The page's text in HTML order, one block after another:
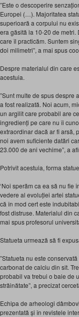
”Este o descoperire
Europei (…). Majoritatea
superioară a corpului nu
era găsită la 10-20 de
care îl practicăm. Suntem
doi milimetri”, a mai spus
Despre materialul din care
acestuia.
”Sunt multe de spus despre
a fost realizată. Noi acum,
un argilit care probabil are
ingredienți pe care nu îi
extraordinar dacă ar fi arsă,
noi avem suficiente datări
23.000 de ani vechime”, a
Potrivit acestuia, forma
‘Noi sperăm ca ea să nu fie
vedere al evoluției artei
că în mod cert este
fost distruse. Materialul din
mai spus profesorul
Statueta urmează să fi
”Statueta nu este
carbonat de calciu din sit.
probabil va trebui o baie de
străinătate”, a precizat
Echipa de arheologi
prezentată și în revistele